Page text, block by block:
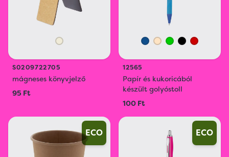
S0209722705
mágneses könyvjelző
95 Ft
12565
Papír és kukoricából
készült golyóstoll
100 Ft
ECO ECO